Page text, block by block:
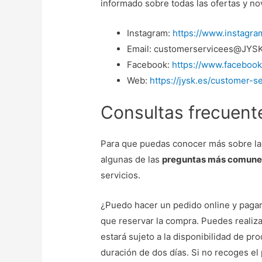
informado sobre todas las ofertas y
Instagram: https://
Email:
Facebook: https://
Web: https://jysk.es/customer-
Consultas
Para que puedas conocer más sobre
algunas de las preguntas más
servicios.
¿Puedo hacer un pedido online y
que reservar la compra. Puedes
estará sujeto a la disponibilidad de
duración de dos días. Si no recoges